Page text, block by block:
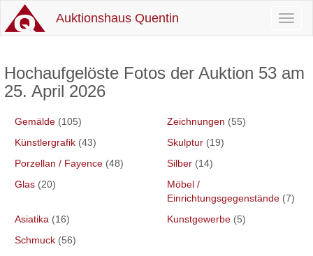
Auktionshaus Quentin
Hochaufgelöste Fotos der Auktion 53 am
25. April 2026
Gemälde (105) Zeichnungen (55)
Künstlergrafik (43) Skulptur (19)
Porzellan / Fayence (48) Silber (14)
Glas (20)
Möbel /
Einrichtungsgegenstände (7)
Asiatika (16) Kunstgewerbe (5)
Schmuck (56)